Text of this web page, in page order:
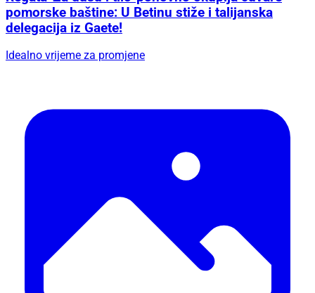
pomorske baštine: U Betinu stiže i talijanska
delegacija iz Gaete!
Idealno vrijeme za promjene